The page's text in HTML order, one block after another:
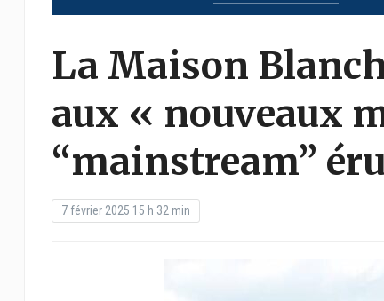
La Maison
aux « nouveaux
“mainstream”
7 février 2025 15 h 32 min